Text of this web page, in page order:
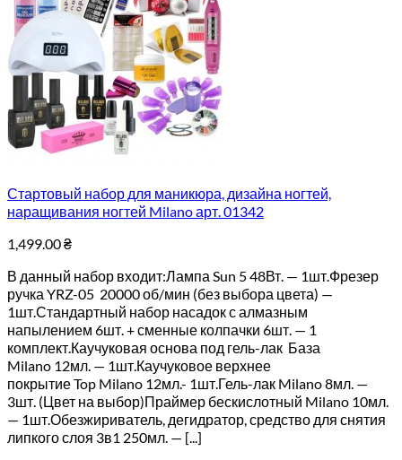
Стартовый набор для маникюра, дизайна ногтей,
наращивания ногтей Milano арт. 01342
1,499.00₴
В данный набор входит:Лампа Sun 5 48Вт. — 1шт.Фрезер
ручка YRZ-05 20000 об/мин (без выбора цвета) —
1шт.Стандартный набор насадок с алмазным
напылением 6шт. + сменные колпачки 6шт. — 1
комплект.Каучуковая основа под гель-лак База
Milano 12мл. — 1шт.Каучуковое верхнее
покрытие Top Milano 12мл.- 1шт.Гель-лак Milano 8мл. —
3шт. (Цвет на выбор)Праймер бескислотный Milano 10мл.
— 1шт.Обезжириватель, дегидратор, средство для снятия
липкого слоя 3в1 250мл. — [...]